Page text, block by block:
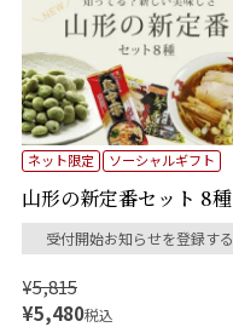
山形の新定番セット 8種
ネット限定 ソーシャルギフト
受付開始お知らせを登録する
¥5,815
¥5,480税込